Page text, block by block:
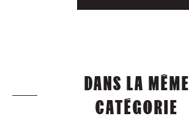
DANS LA MÊME
CATÉGORIE